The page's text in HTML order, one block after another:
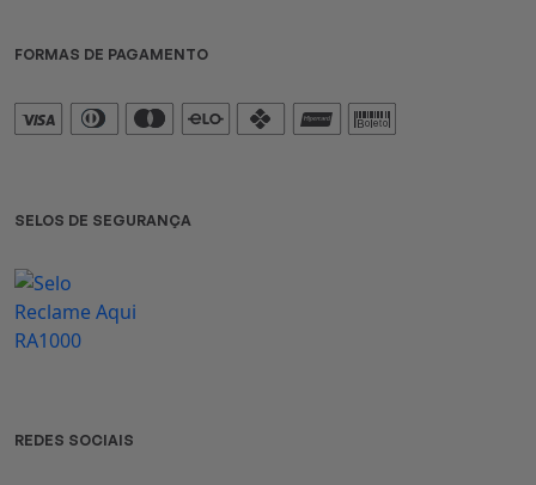
FORMAS DE PAGAMENTO
SELOS DE SEGURANÇA
REDES SOCIAIS